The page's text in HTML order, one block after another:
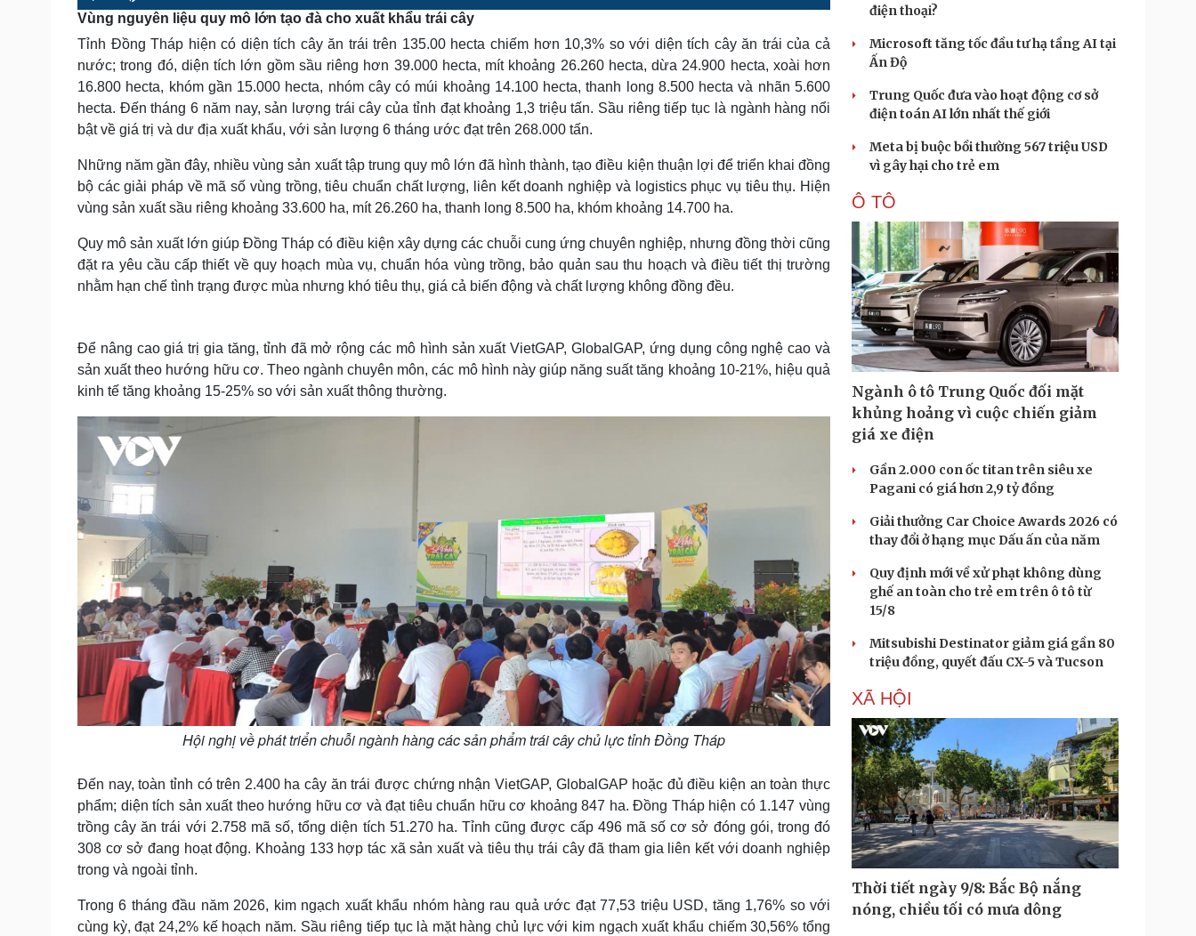
Nam khoa
Làm đẹp - giảm cân
Phòng mạch online
Ăn sạch sống khỏe
Cải chính
l
a
u
t
e
o
a
d
d
1
.
1
m
n
i
Vùng nguyên liệu quy mô lớn tạo đà cho xuất khẩu trái cây
Tỉnh Đồng Tháp hiện có diện tích cây ăn trái trên 135.00 hecta chiếm hơn 10,3% so với diện tích cây ăn trái của cả
nước; trong đó, diện tích lớn gồm sầu riêng hơn 39.000 hecta, mít khoảng 26.260 hecta, dừa 24.900 hecta, xoài hơn
16.800 hecta, khóm gần 15.000 hecta, nhóm cây có múi khoảng 14.100 hecta, thanh long 8.500 hecta và nhãn 5.600
hecta. Đến tháng 6 năm nay, sản lượng trái cây của tỉnh đạt khoảng 1,3 triệu tấn. Sầu riêng tiếp tục là ngành hàng nổi
bật về giá trị và dư địa xuất khẩu, với sản lượng 6 tháng ước đạt trên 268.000 tấn.
Những năm gần đây, nhiều vùng sản xuất tập trung quy mô lớn đã hình thành, tạo điều kiện thuận lợi để triển khai đồng
bộ các giải pháp về mã số vùng trồng, tiêu chuẩn chất lượng, liên kết doanh nghiệp và logistics phục vụ tiêu thụ. Hiện
vùng sản xuất sầu riêng khoảng 33.600 ha, mít 26.260 ha, thanh long 8.500 ha, khóm khoảng 14.700 ha.
Quy mô sản xuất lớn giúp Đồng Tháp có điều kiện xây dựng các chuỗi cung ứng chuyên nghiệp, nhưng đồng thời cũng
đặt ra yêu cầu cấp thiết về quy hoạch mùa vụ, chuẩn hóa vùng trồng, bảo quản sau thu hoạch và điều tiết thị trường
nhằm hạn chế tình trạng được mùa nhưng khó tiêu thụ, giá cả biến động và chất lượng không đồng đều.
Để nâng cao giá trị gia tăng, tỉnh đã mở rộng các mô hình sản xuất VietGAP, GlobalGAP, ứng dụng công nghệ cao và
sản xuất theo hướng hữu cơ. Theo ngành chuyên môn, các mô hình này giúp năng suất tăng khoảng 10-21%, hiệu quả
kinh tế tăng khoảng 15-25% so với sản xuất thông thường.
Hội nghị về phát triển chuỗi ngành hàng các sản phẩm trái cây chủ lực tỉnh Đồng Tháp
Đến nay, toàn tỉnh có trên 2.400 ha cây ăn trái được chứng nhận VietGAP, GlobalGAP hoặc đủ điều kiện an toàn thực
phẩm; diện tích sản xuất theo hướng hữu cơ và đạt tiêu chuẩn hữu cơ khoảng 847 ha. Đồng Tháp hiện có 1.147 vùng
trồng cây ăn trái với 2.758 mã số, tổng diện tích 51.270 ha. Tỉnh cũng được cấp 496 mã số cơ sở đóng gói, trong đó
308 cơ sở đang hoạt động. Khoảng 133 hợp tác xã sản xuất và tiêu thụ trái cây đã tham gia liên kết với doanh nghiệp
trong và ngoài tỉnh.
Trong 6 tháng đầu năm 2026, kim ngạch xuất khẩu nhóm hàng rau quả ước đạt 77,53 triệu USD, tăng 1,76% so với
cùng kỳ, đạt 24,2% kế hoạch năm. Sầu riêng tiếp tục là mặt hàng chủ lực với kim ngạch xuất khẩu chiếm 30,56% tổng
điện thoại?
Microsoft tăng tốc đầu tư hạ tầng AI tại
Ấn Độ
Trung Quốc đưa vào hoạt động cơ sở
điện toán AI lớn nhất thế giới
Meta bị buộc bồi thường 567 triệu USD
vì gây hại cho trẻ em
Ô TÔ
Ngành ô tô Trung Quốc đối mặt
khủng hoảng vì cuộc chiến giảm
giá xe điện
Gần 2.000 con ốc titan trên siêu xe
Pagani có giá hơn 2,9 tỷ đồng
Giải thưởng Car Choice Awards 2026 có
thay đổi ở hạng mục Dấu ấn của năm
Quy định mới về xử phạt không dùng
ghế an toàn cho trẻ em trên ô tô từ
15/8
Mitsubishi Destinator giảm giá gần 80
triệu đồng, quyết đấu CX-5 và Tucson
XÃ HỘI
Thời tiết ngày 9/8: Bắc Bộ nắng
nóng, chiều tối có mưa dông